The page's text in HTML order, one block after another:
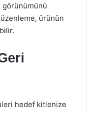
ürünün
hedef kitlenize